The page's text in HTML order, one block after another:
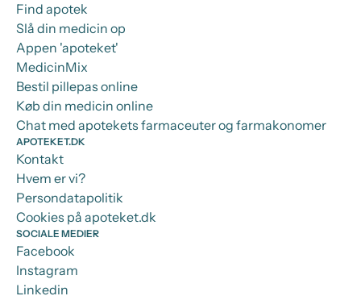
Find apotek
Slå din medicin op
Appen 'apoteket'
MedicinMix
Bestil pillepas online
Køb din medicin online
Chat med apotekets farmaceuter og farmakonomer
APOTEKET.DK
Kontakt
Hvem er vi?
Persondatapolitik
Cookies på apoteket.dk
SOCIALE MEDIER
Facebook
Instagram
Linkedin